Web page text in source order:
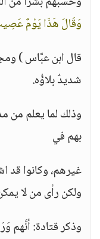
وَقَالَ هَذَا يَوْمٌ
قال ابن عبَّاس )
شديدٌ بلاؤُه.
وذلك لما يعلم من
بهم في
غيرهم، وكانوا قد
ولكن رأى من لا
وذكر قتادة: أنَّهم